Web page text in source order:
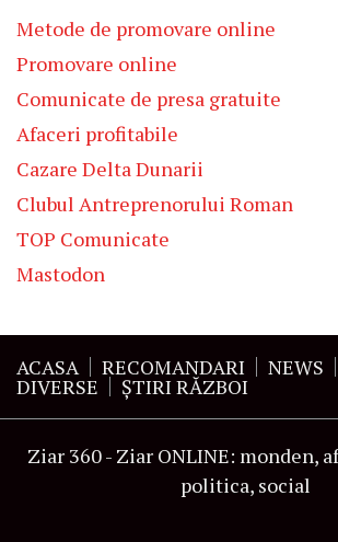
Metode de promovare online
Promovare online
Comunicate de presa gratuite
Afaceri profitabile
Cazare Delta Dunarii
Clubul Antreprenorului Roman
TOP Comunicate
Mastodon
ACASA RECOMANDARI NEWS
DIVERSE ŞTIRI RĂZBOI
Ziar 360 - Ziar ONLINE: monden,
politica, social